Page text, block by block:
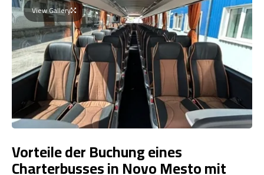
View Gallery
Vorteile der Buchung eines
Charterbusses in Novo Mesto mit